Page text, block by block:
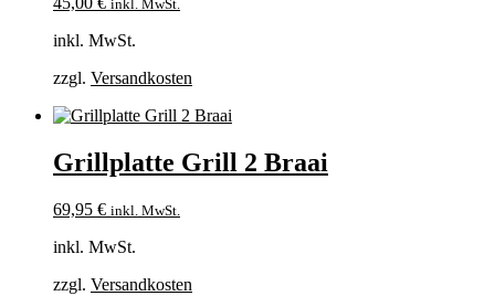
inkl. MwSt.
inkl. MwSt.
zzgl. Versandkosten
Grillplatte Grill 2 Braai
69,95 € inkl. MwSt.
inkl. MwSt.
zzgl. Versandkosten